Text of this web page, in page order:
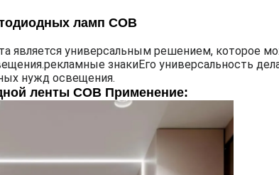
ламп COB
является универсальным решением, которое
знакиЕго универсальность
нужд освещения.
ленты COB Применение: